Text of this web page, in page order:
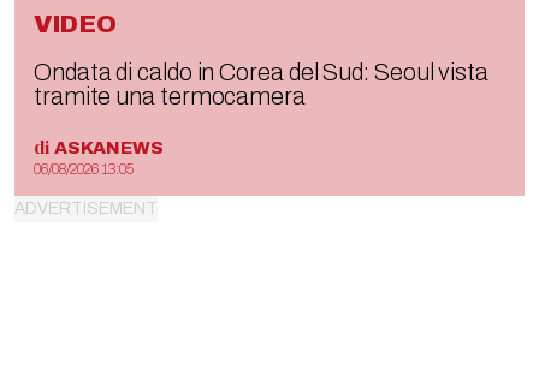
VIDEO
Ondata di caldo in Corea del Sud: Seoul vista
tramite una termocamera
di ASKANEWS
06/08/2026 13:05